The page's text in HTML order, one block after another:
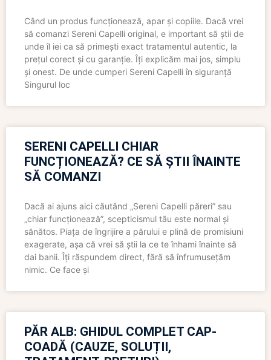
Când un produs funcționează, apar și copiile. Dacă vrei
să comanzi Sereni Capelli original, e important să știi de
unde îl iei ca să primești exact tratamentul autentic, la
prețul corect și cu garanție. Îți explicăm mai jos, simplu
și onest. De unde cumperi Sereni Capelli în siguranță
Singurul loc
SERENI CAPELLI CHIAR
FUNCȚIONEAZĂ? CE SĂ ȘTII ÎNAINTE
SĂ COMANZI
Dacă ai ajuns aici căutând „Sereni Capelli păreri” sau
„chiar funcționează”, scepticismul tău este normal și
sănătos. Piața de îngrijire a părului e plină de promisiuni
exagerate, așa că vrei să știi la ce te înhami înainte să
dai banii. Îți răspundem direct, fără să înfrumusețăm
nimic. Ce face și
PĂR ALB: GHIDUL COMPLET CAP-
COADĂ (CAUZE, SOLUȚII,